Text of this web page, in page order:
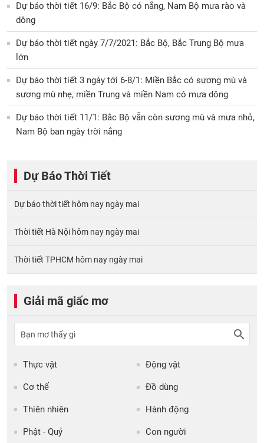
Dự báo thời tiết 16/9: Bắc Bộ có nắng, Nam Bộ mưa rào và
dông
Dự báo thời tiết ngày 7/7/2021: Bắc Bộ, Bắc Trung Bộ mưa
lớn
Dự báo thời tiết 3 ngày tới 6-8/1: Miền Bắc có sương mù và
sương mù nhẹ, miền Trung và miền Nam có mưa dông
Dự báo thời tiết 11/1: Bắc Bộ vẫn còn sương mù và mưa nhỏ,
Nam Bộ ban ngày trời nắng
Dự Báo Thời Tiết
Dự báo thời tiết hôm nay ngày mai
Thời tiết Hà Nội hôm nay ngày mai
Thời tiết TPHCM hôm nay ngày mai
Giải mã giấc mơ
Thực vật Động vật
Cơ thể Đồ dùng
Thiên nhiên Hành động
Phật - Quỷ Con người